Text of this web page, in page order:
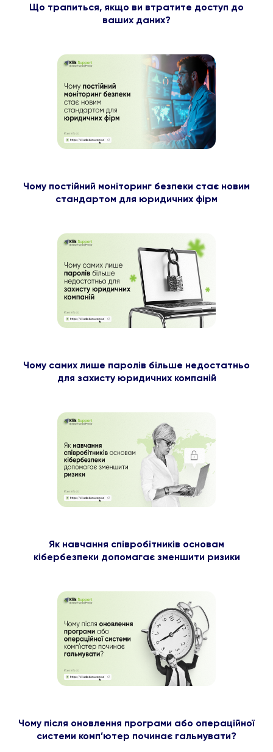
Що трапиться, якщо ви втратите доступ до
ваших даних?
Чому постійний моніторинг безпеки стає новим
стандартом для юридичних фірм
Чому самих лише паролів більше недостатньо
для захисту юридичних компаній
Як навчання співробітників основам
кібербезпеки допомагає зменшити ризики
Чому після оновлення програми або операційної
системи комп’ютер починає гальмувати?